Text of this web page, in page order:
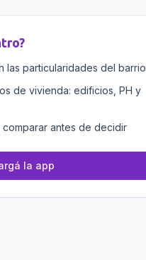
?
las particularidades del barrio
de vivienda: edificios, PH y
antes de decidir
la app